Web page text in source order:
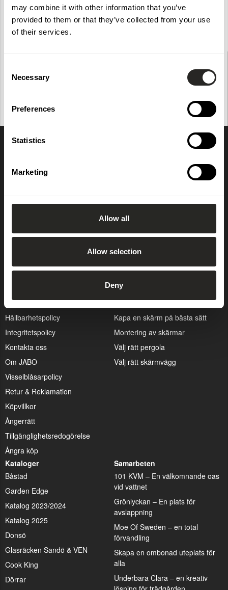
may combine it with other information that you’ve
provided to them or that they’ve collected from your use
of their services.
Selection
Necessary
Preferences
Statistics
Marketing
Allow all
Allow selection
Deny
2000 170 1mm
Prenumerera på vårt nyhetsbrev
Kundservice
Hitta återförsäljare
Hållbarhetspolicy
Integritetspolicy
Kontakta oss
Om JABO
Visselblåsarpolicy
Retur & Reklamation
Köpvillkor
Ångerrätt
Tillgänglighetsredogörelse
Ångra köp
Att bygga altan
Att välja rätt dörr
Kapa en skärm på bästa sätt
Montering av skärmar
Välj rätt pergola
Välj rätt skärmvägg
Kataloger
Båstad
Garden Edge
Katalog 2023/2024
Katalog 2025
Donsö
Glasräcken Sandö & VEN
Cook King
Dörrar
Samarbeten
101 KVM – En välkomnande oas
vid vattnet
Grönlyckan – En plats för
avslappning
Moe Of Sweden – en total
förvandling
Skapa en ombonad uteplats för
alla
Underbara Clara – en kreativ